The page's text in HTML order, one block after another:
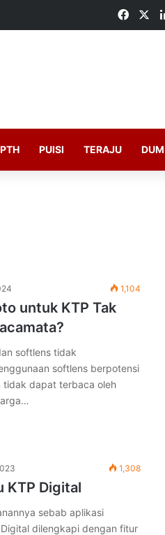
PUISI TERAJU
1,104
untuk KTP Tak
softlens tidak
softlens berpotensi
tidak dapat terbaca oleh
1,308
KTP Digital
sebab aplikasi
dilengkapi dengan fitur